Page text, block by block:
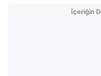
İçeriğin